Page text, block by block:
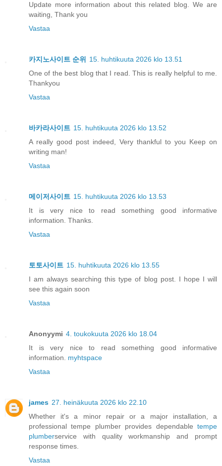
Update more information about this related blog. We are
waiting, Thank you
Vastaa
카지노사이트 순위
15. huhtikuuta 2026 klo 13.51
One of the best blog that I read. This is really helpful to me.
Thankyou
Vastaa
바카라사이트 15. huhtikuuta 2026 klo 13.52
A really good post indeed, Very thankful to you Keep on
writing man!
Vastaa
메이저사이트 15. huhtikuuta 2026 klo 13.53
It is very nice to read something good informative
information. Thanks.
Vastaa
토토사이트 15. huhtikuuta 2026 klo 13.55
I am always searching this type of blog post. I hope I will
see this again soon
Vastaa
Anonyymi 4. toukokuuta 2026 klo 18.04
It is very nice to read something good informative
information. myhtspace
Vastaa
james 27. heinäkuuta 2026 klo 22.10
Whether it's a minor repair or a major installation, a
professional tempe plumber provides dependable tempe
plumberservice with quality workmanship and prompt
response times.
Vastaa